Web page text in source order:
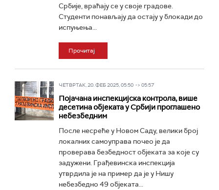
Србије, враћају се у своје градове.
Студенти понављају да остају у блокади до
испуњења...
Прочитај
ЧЕТВРТАК, 20. ФЕБ 2025, 05:50 -> 05:57
Појачана инспекцијска контрола, више
десетина објеката у Србији проглашено
небезбедним
После несреће у Новом Саду, велики број
локалних самоуправа почео је да
проверава безбедност објеката за које су
задужени. Грађевинска инспекција
утврдила је на пример да је у Нишу
небезбедно 49 објеката...